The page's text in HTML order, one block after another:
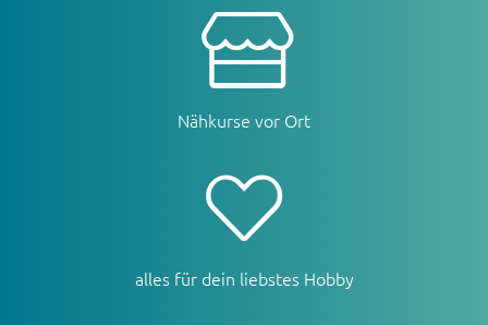
Nähkurse vor Ort
alles für dein liebstes Hobby